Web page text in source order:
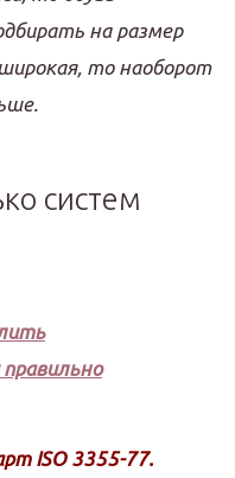
на размер
то наоборот
систем
ISO 3355-77.